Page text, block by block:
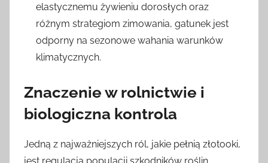
elastycznemu żywieniu dorosłych oraz
różnym strategiom zimowania, gatunek jest
odporny na sezonowe wahania warunków
klimatycznych.
Znaczenie w rolnictwie i
biologiczna kontrola
Jedną z najważniejszych ról, jakie pełnią złotooki,